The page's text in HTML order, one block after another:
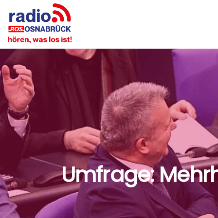
Umfrage: